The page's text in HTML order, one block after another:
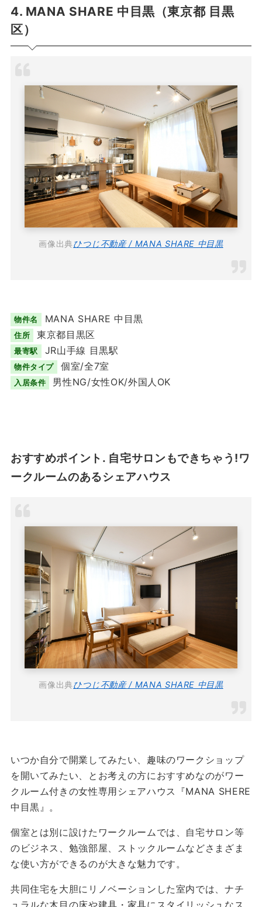
4. MANA SHARE 中目黒（東京都 目黒
区）
画像出典ひつじ不動産 / MANA SHARE 中目黒
物件名 MANA SHARE 中目黒
住所 東京都目黒区
最寄駅 JR山手線 目黒駅
物件タイプ 個室/全7室
入居条件 男性NG/女性OK/外国人OK
おすすめポイント. 自宅サロンもできちゃう!ワ
ークルームのあるシェアハウス
画像出典ひつじ不動産 / MANA SHARE 中目黒
いつか自分で開業してみたい、趣味のワークショップ
を開いてみたい、とお考えの方におすすめなのがワー
クルーム付きの女性専用シェアハウス『MANA SHERE
中目黒』。
個室とは別に設けたワークルームでは、自宅サロン等
のビジネス、勉強部屋、ストックルームなどさまざま
な使い方ができるのが大きな魅力です。
共同住宅を大胆にリノベーションした室内では、ナチ